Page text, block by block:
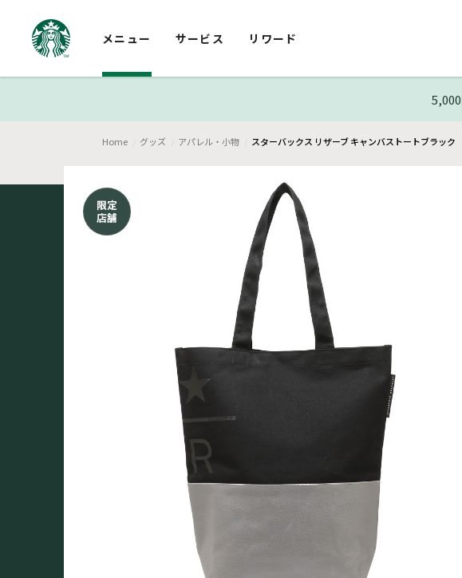
メニュー サービス リワード
Home グッズ アパレル・小物 スターバックス リザーブ キャンバストートブラック
限定
店舗